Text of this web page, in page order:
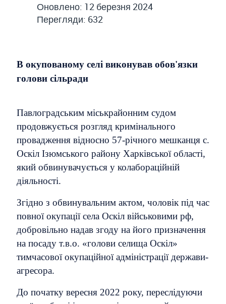
Оновлено: 12 березня 2024
Перегляди: 632
В окупованому селі виконував обов'язки
голови сільради
Павлоградським міськрайонним судом
продовжується розгляд кримінального
провадження відносно 57-річного мешканця с.
Оскіл Ізюмського району Харківської області,
який обвинувачується у колабораційній
діяльності.
Згідно з обвинувальним актом, чоловік під час
повної окупації села Оскіл військовими рф,
добровільно надав згоду на його призначення
на посаду т.в.о. «голови селища Оскіл»
тимчасової окупаційної адміністрації держави-
агресора.
До початку вересня 2022 року, переслідуючи